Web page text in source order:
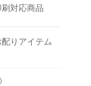
対応商品
りアイテム